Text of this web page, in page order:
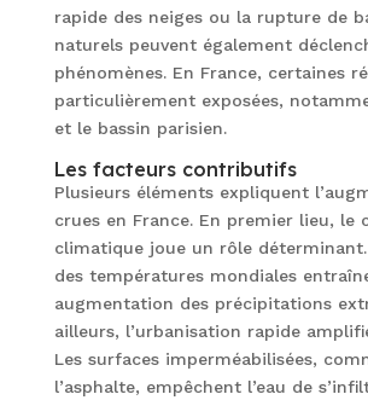
rapide des neiges ou la rupture de
naturels peuvent également
phénomènes. En France, certaines
particulièrement exposées,
et le bassin parisien.
Les facteurs contributifs
Plusieurs éléments expliquent
crues en France. En premier lieu, le
climatique joue un rôle déterminant.
des températures mondiales
augmentation des précipitations
ailleurs, l’urbanisation rapide
Les surfaces imperméabilisées,
l’asphalte, empêchent l’eau de